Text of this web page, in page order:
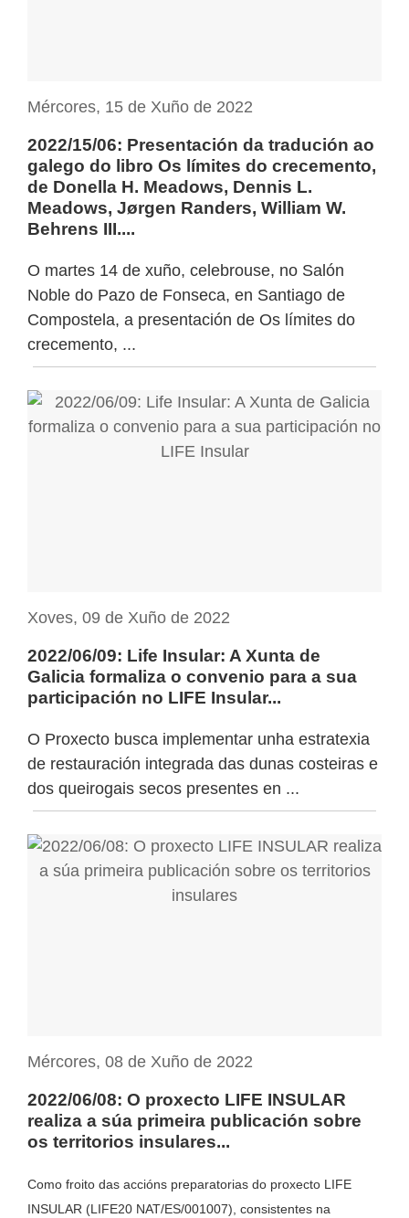
Mércores, 15 de Xuño de 2022
2022/15/06: Presentación da tradución ao
galego do libro Os límites do crecemento,
de Donella H. Meadows, Dennis L.
Meadows, Jørgen Randers, William W.
Behrens III....
O martes 14 de xuño, celebrouse, no Salón
Noble do Pazo de Fonseca, en Santiago de
Compostela, a presentación de Os límites do
crecemento, ...
Xoves, 09 de Xuño de 2022
2022/06/09: Life Insular: A Xunta de
Galicia formaliza o convenio para a sua
participación no LIFE Insular...
O Proxecto busca implementar unha estratexia
de restauración integrada das dunas costeiras e
dos queirogais secos presentes en ...
Mércores, 08 de Xuño de 2022
2022/06/08: O proxecto LIFE INSULAR
realiza a súa primeira publicación sobre
os territorios insulares...
Como froito das accións preparatorias do proxecto LIFE
INSULAR (LIFE20 NAT/ES/001007), consistentes na